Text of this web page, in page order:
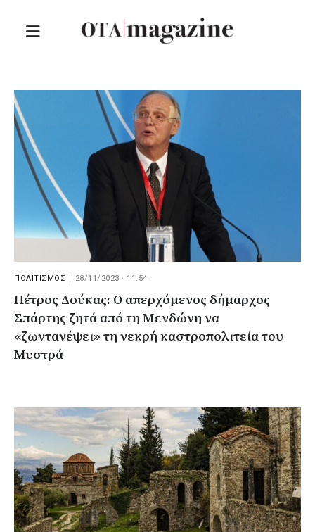
ΠΟΛΙΤΙΣΜΟΣ 28/11/2023 · 11:54
Πέτρος Δούκας: Ο απερχόμενος δήμαρχος
Σπάρτης ζητά από τη Μενδώνη να
«ζωντανέψει» τη νεκρή καστροπολιτεία του
Μυστρά